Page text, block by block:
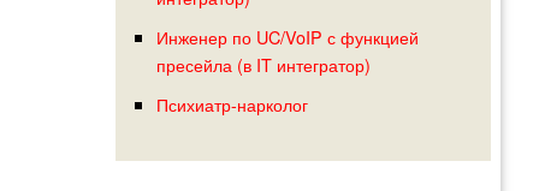
Инженер по UC/VoIP с функцией
пресейла (в IT интегратор)
Психиатр-нарколог